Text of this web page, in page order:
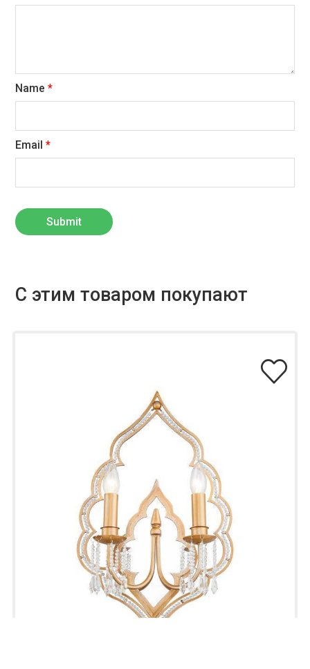
Name*
Email*
С этим товаром покупают